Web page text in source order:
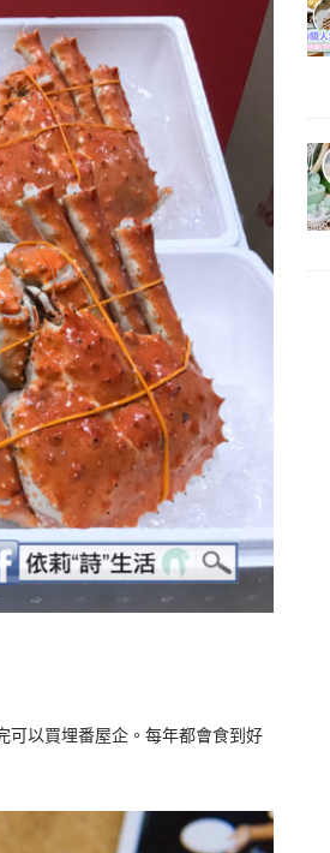
可以買埋番屋企。每年都會食到好